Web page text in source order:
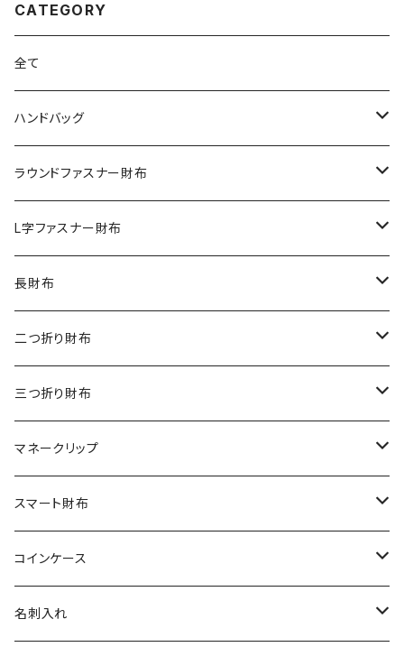
CATEGORY
全て
ハンドバッグ
クロコダイル
ダイヤモンドパイソン
オーストリッチ
シャーク
リザード
エレファント
その他の革
ラウンドファスナー財布
クロコダイル
ダイヤモンドパイソン
オーストリッチ
シャーク
リザード
エレファント
その他の革
L字ファスナー財布
クロコダイル
ダイヤモンドパイソン
オーストリッチ
シャーク
リザード
エレファント
その他の革
長財布
クロコダイル
ダイヤモンドパイソン
オーストリッチ
シャーク
リザード
エレファント
二つ折り財布
クロコダイル
ダイヤモンドパイソン
オーストリッチ
シャーク
リザード
三つ折り財布
クロコダイル
ダイヤモンドパイソン
オーストリッチ
シャーク
マネークリップ
クロコダイル
ダイヤモンドパイソン
オーストリッチ
スマート財布
クロコダイル
ダイヤモンドパイソン
コインケース
クロコダイル
名刺入れ